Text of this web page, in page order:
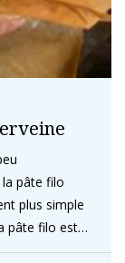
pâte filo
plus simple
pâte filo est…